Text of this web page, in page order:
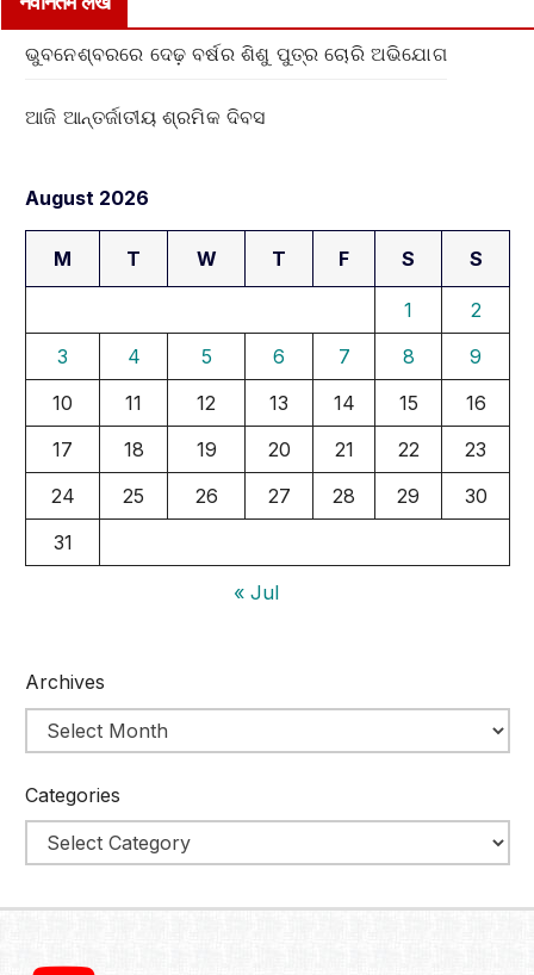
ଭୁବନେଶ୍ବରରେ ଦେଢ଼ ବର୍ଷର ଶିଶୁ ପୁତ୍ର ଚୋରି ଅଭିଯୋଗ
ଆଜି ଆନ୍ତର୍ଜାତୀୟ ଶ୍ରମିକ ଦିବସ
August 2026
M T W T F S S
1
2
3
4 5 6 7 8
9
10
11 12 13 14 15
16
17
18 19 20 21 22
23
24
25 26 27 28 29
30
31
« Jul
Archives
Categories